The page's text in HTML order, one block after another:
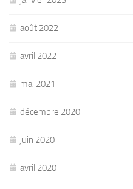
août 2022
avril 2022
mai 2021
décembre 2020
juin 2020
avril 2020